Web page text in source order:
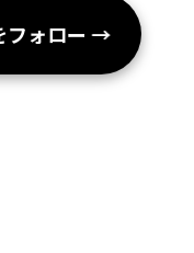
ォロー →